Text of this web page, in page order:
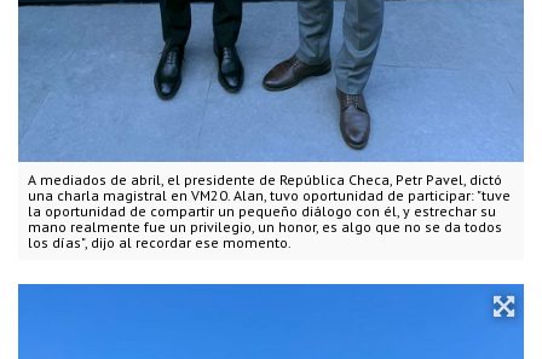
A mediados de abril, el presidente de República Checa, Petr Pavel, dictó
una charla magistral en VM20. Alan, tuvo oportunidad de participar: "tuve
la oportunidad de compartir un pequeño diálogo con él, y estrechar su
mano realmente fue un privilegio, un honor, es algo que no se da todos
los días", dijo al recordar ese momento.